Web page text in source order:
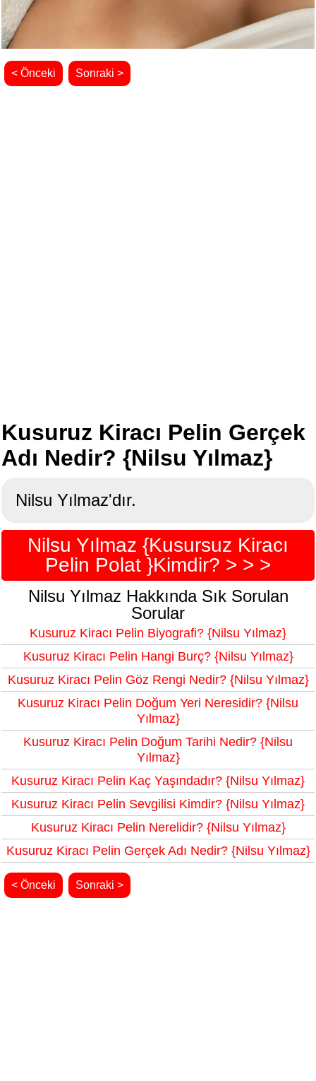
< Önceki Sonraki >
Kusuruz Kiracı Pelin Gerçek
Adı Nedir? {Nilsu Yılmaz}
Nilsu Yılmaz'dır.
Nilsu Yılmaz {Kusursuz Kiracı
Pelin Polat }Kimdir? > > >
Nilsu Yılmaz Hakkında Sık Sorulan
Sorular
Kusuruz Kiracı Pelin Biyografi? {Nilsu Yılmaz}
Kusuruz Kiracı Pelin Hangi Burç? {Nilsu Yılmaz}
Kusuruz Kiracı Pelin Göz Rengi Nedir? {Nilsu Yılmaz}
Kusuruz Kiracı Pelin Doğum Yeri Neresidir? {Nilsu
Yılmaz}
Kusuruz Kiracı Pelin Doğum Tarihi Nedir? {Nilsu
Yılmaz}
Kusuruz Kiracı Pelin Kaç Yaşındadır? {Nilsu Yılmaz}
Kusuruz Kiracı Pelin Sevgilisi Kimdir? {Nilsu Yılmaz}
Kusuruz Kiracı Pelin Nerelidir? {Nilsu Yılmaz}
Kusuruz Kiracı Pelin Gerçek Adı Nedir? {Nilsu Yılmaz}
< Önceki Sonraki >